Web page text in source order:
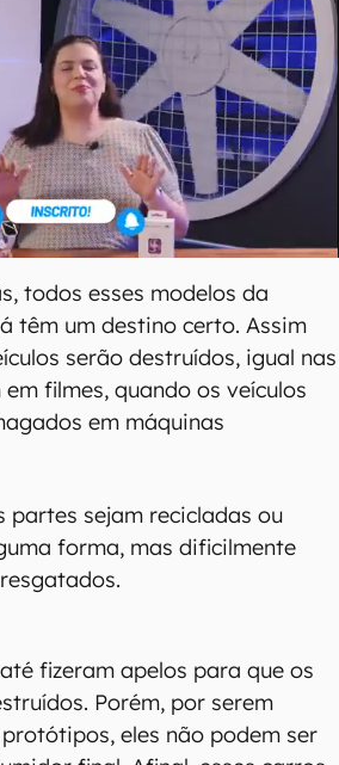
todos esses modelos da
têm um destino certo. Assim
serão destruídos, igual nas
filmes, quando os veículos
em máquinas
partes sejam recicladas ou
forma, mas dificilmente
fizeram apelos para que os
Porém, por serem
eles não podem ser